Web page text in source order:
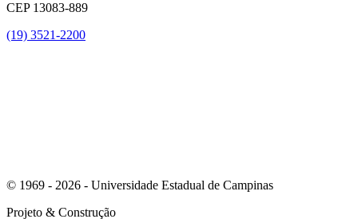
CEP 13083-889
(19) 3521-2200
© 1969 - 2026 - Universidade Estadual de Campinas
Projeto & Construção